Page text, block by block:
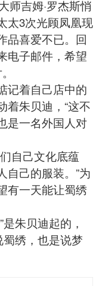
吉姆·罗杰斯悄
太3次光顾凤凰现
品喜爱不已。回
电子邮件，希望
着自己店中的
着朱贝迪，“这不
是一名外国人对
自己文化底蕴
自己的服装。”为
有一天能让蜀绣
是朱贝迪起的，
蜀绣，也是说梦